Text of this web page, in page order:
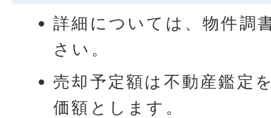
詳細については、物件調
さい。
売却予定額は不動産鑑定
価額とします。